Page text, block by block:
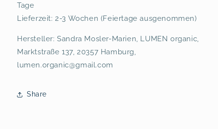
Tage
Lieferzeit: 2-3 Wochen (Feiertage ausgenommen)
Hersteller: Sandra Mosler-Marien, LUMEN organic,
Marktstraße 137, 20357 Hamburg,
lumen.organic@gmail.com
Share